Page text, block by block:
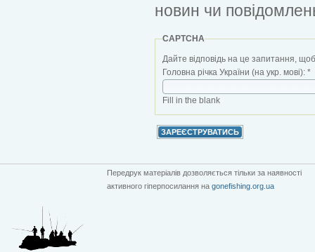
новин чи
CAPTCHA
Дайте відповідь на це запитання,
Головна річка України (на укр. мові): *
Fill in the blank
Передрук матеріалів дозволяється тільки за наявності
активного гіперпосилання на gonefishing.org.ua